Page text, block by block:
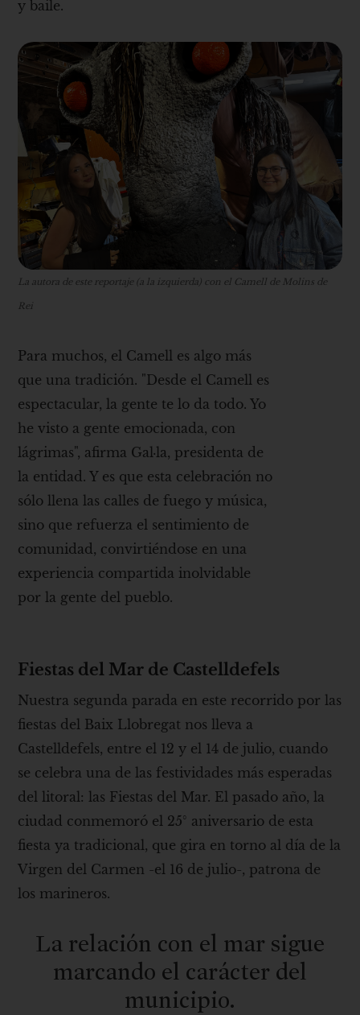
y baile.
Para muchos, el Camell es algo más
que una tradición. "Desde el Camell es
espectacular, la gente te lo da todo. Yo
he visto a gente emocionada, con
lágrimas", afirma Gal·la, presidenta de
la entidad. Y es que esta celebración no
sólo llena las calles de fuego y música,
sino que refuerza el sentimiento de
comunidad, convirtiéndose en una
experiencia compartida inolvidable
por la gente del pueblo.
La autora de este reportaje (a la izquierda) con el Camell de Molins de
Rei
Fiestas del Mar de Castelldefels
Nuestra segunda parada en este recorrido por las
fiestas del Baix Llobregat nos lleva a
Castelldefels, entre el 12 y el 14 de julio, cuando
se celebra una de las festividades más esperadas
del litoral: las Fiestas del Mar. El pasado año, la
ciudad conmemoró el 25° aniversario de esta
fiesta ya tradicional, que gira en torno al día de la
Virgen del Carmen -el 16 de julio-, patrona de
los marineros.
La relación con el mar sigue
marcando el carácter del
municipio.